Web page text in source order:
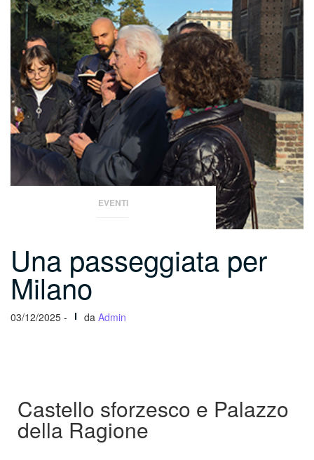
EVENTI
Una passeggiata per
Milano
03/12/2025 - da Admin
Castello sforzesco e Palazzo
della Ragione